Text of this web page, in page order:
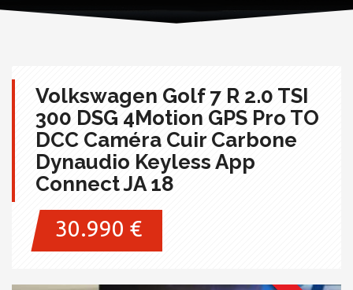
Volkswagen Golf 7 R 2.0 TSI
300 DSG 4Motion GPS Pro TO
DCC Caméra Cuir Carbone
Dynaudio Keyless App
Connect JA 18
30.990 €